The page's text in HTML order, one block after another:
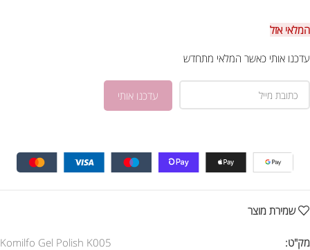
המלאי אזל
עדכנו אותי כאשר המלאי מתחדש
שמירת מוצר
מק"ט:
Komilfo Gel Polish K005